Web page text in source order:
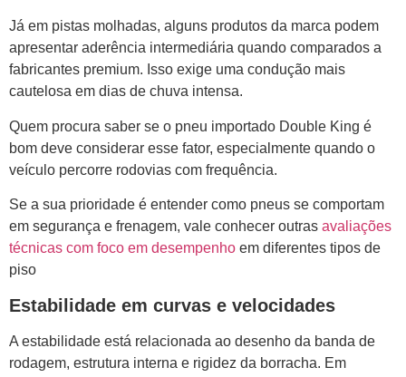
Já em pistas molhadas, alguns produtos da marca podem
apresentar aderência intermediária quando comparados a
fabricantes premium. Isso exige uma condução mais
cautelosa em dias de chuva intensa.
Quem procura saber se o pneu importado Double King é
bom deve considerar esse fator, especialmente quando o
veículo percorre rodovias com frequência.
Se a sua prioridade é entender como pneus se comportam
em segurança e frenagem, vale conhecer outras avaliações
técnicas com foco em desempenho em diferentes tipos de
piso
Estabilidade em curvas e velocidades
A estabilidade está relacionada ao desenho da banda de
rodagem, estrutura interna e rigidez da borracha. Em